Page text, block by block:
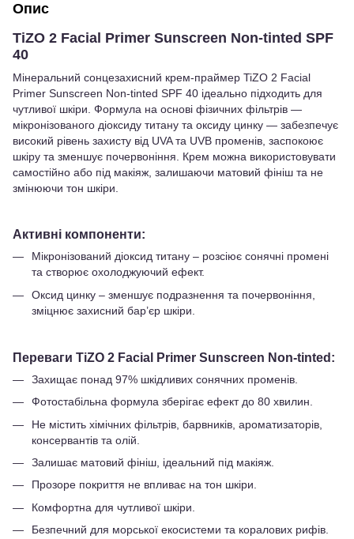
Опис
TiZO 2 Facial Primer Sunscreen Non-tinted SPF
40
Мінеральний сонцезахисний крем-праймер TiZO 2 Facial
Primer Sunscreen Non-tinted SPF 40 ідеально підходить для
чутливої шкіри. Формула на основі фізичних фільтрів —
мікронізованого діоксиду титану та оксиду цинку — забезпечує
високий рівень захисту від UVA та UVB променів, заспокоює
шкіру та зменшує почервоніння. Крем можна використовувати
самостійно або під макіяж, залишаючи матовий фініш та не
змінюючи тон шкіри.
Активні компоненти:
Мікронізований діоксид титану – розсіює сонячні промені
та створює охолоджуючий ефект.
Оксид цинку – зменшує подразнення та почервоніння,
зміцнює захисний бар’єр шкіри.
Переваги TiZO 2 Facial Primer Sunscreen Non-tinted:
Захищає понад 97% шкідливих сонячних променів.
Фотостабільна формула зберігає ефект до 80 хвилин.
Не містить хімічних фільтрів, барвників, ароматизаторів,
консервантів та олій.
Залишає матовий фініш, ідеальний під макіяж.
Прозоре покриття не впливає на тон шкіри.
Комфортна для чутливої шкіри.
Безпечний для морської екосистеми та коралових рифів.